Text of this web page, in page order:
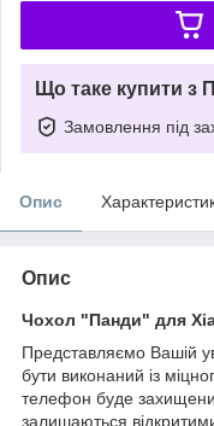
Що таке купити з
Замовлення під
Опис
Опис
Чохол "Панди" для
Представляємо Вашій
бути виконаний із
телефон буде
залишаються